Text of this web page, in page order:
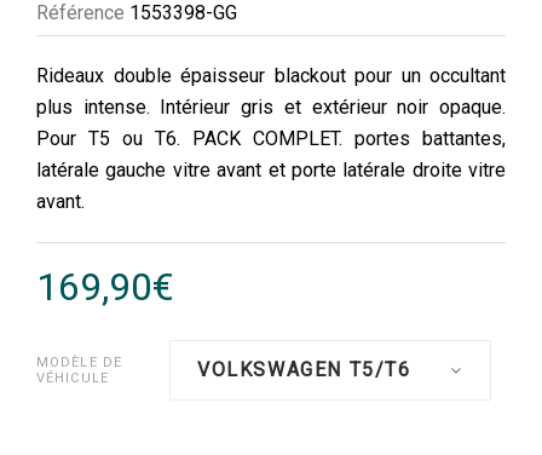
Référence 1553398-GG
Rideaux double épaisseur blackout pour un occultant
plus intense. Intérieur gris et extérieur noir opaque.
Pour T5 ou T6. PACK COMPLET. portes battantes,
latérale gauche vitre avant et porte latérale droite vitre
avant.
169,90€
MODÈLE DE
VÉHICULE
VOLKSWAGEN T5/T6